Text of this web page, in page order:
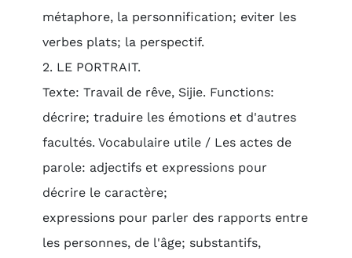
métaphore, la personnification; eviter les
verbes plats; la perspectif.
2. LE PORTRAIT.
Texte: Travail de rêve, Sijie. Functions:
décrire; traduire les émotions et d'autres
facultés. Vocabulaire utile / Les actes de
parole: adjectifs et expressions pour
décrire le caractère;
expressions pour parler des rapports entre
les personnes, de l'âge; substantifs,